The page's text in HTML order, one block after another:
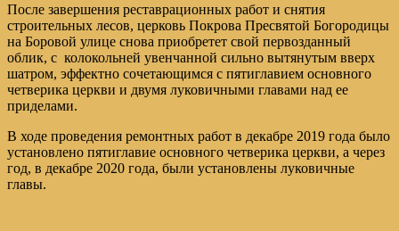
После завершения реставрационных работ и снятия
строительных лесов, церковь Покрова Пресвятой Богородицы
на Боровой улице снова приобретет свой первозданный
облик, с колокольней увенчанной сильно вытянутым вверх
шатром, эффектно сочетающимся с пятиглавием основного
четверика церкви и двумя луковичными главами над ее
приделами.
В ходе проведения ремонтных работ в декабре 2019 года было
установлено пятиглавие основного четверика церкви, а через
год, в декабре 2020 года, были установлены луковичные
главы.